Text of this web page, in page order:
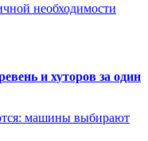
необходимости
и хуторов за один
машины выбирают